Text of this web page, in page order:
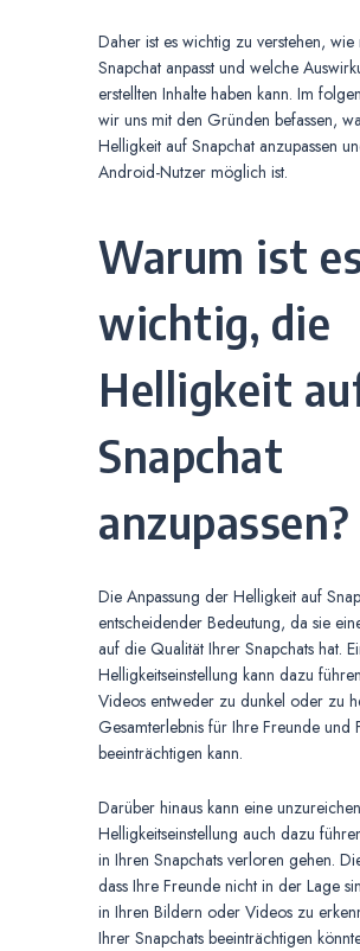
Daher ist es wichtig zu verstehen,
Snapchat anpasst und welche
erstellten Inhalte haben kann. Im
wir uns mit den Gründen befassen,
Helligkeit auf Snapchat anzupassen
Android-Nutzer möglich ist.
Warum ist
wichtig, die
Helligkeit
Snapchat
anzupassen?
Die Anpassung der Helligkeit auf
entscheidender Bedeutung, da sie
auf die Qualität Ihrer Snapchats hat.
Helligkeitseinstellung kann dazu
Videos entweder zu dunkel oder zu
Gesamterlebnis für Ihre Freunde und
beeinträchtigen kann.
Darüber hinaus kann eine
Helligkeitseinstellung auch dazu
in Ihren Snapchats verloren gehen.
dass Ihre Freunde nicht in der Lage
in Ihren Bildern oder Videos zu
Ihrer Snapchats beeinträchtigen